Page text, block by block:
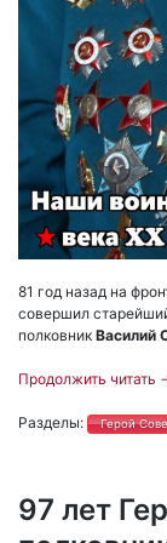
81 год назад на
совершил
полковник Василий
Продолжить читать
Разделы: Герой
97 лет